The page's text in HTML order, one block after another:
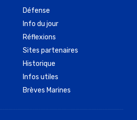
Défense
Info du jour
Réflexions
Sites partenaires
Historique
Infos utiles
Brèves Marines